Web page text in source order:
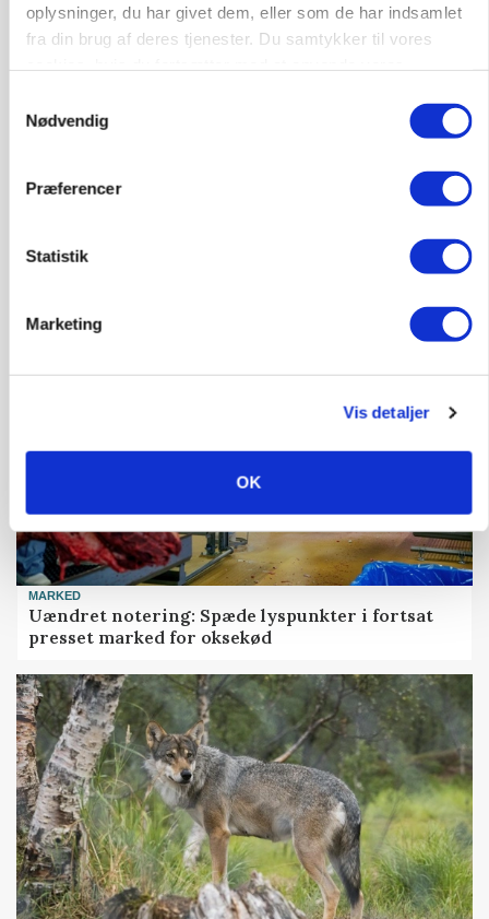
oplysninger, du har givet dem, eller som de har indsamlet
fra din brug af deres tjenester. Du samtykker til vores
Nødvendig
Præferencer
Statistik
Marketing
Vis detaljer
OK
Snart kan man søge tilskud til naturprojekter
Før såmaskinen kører: Her er efterårets største
MARKED
Uændret notering: Spæde lyspunkter i fortsat
presset marked for oksekød